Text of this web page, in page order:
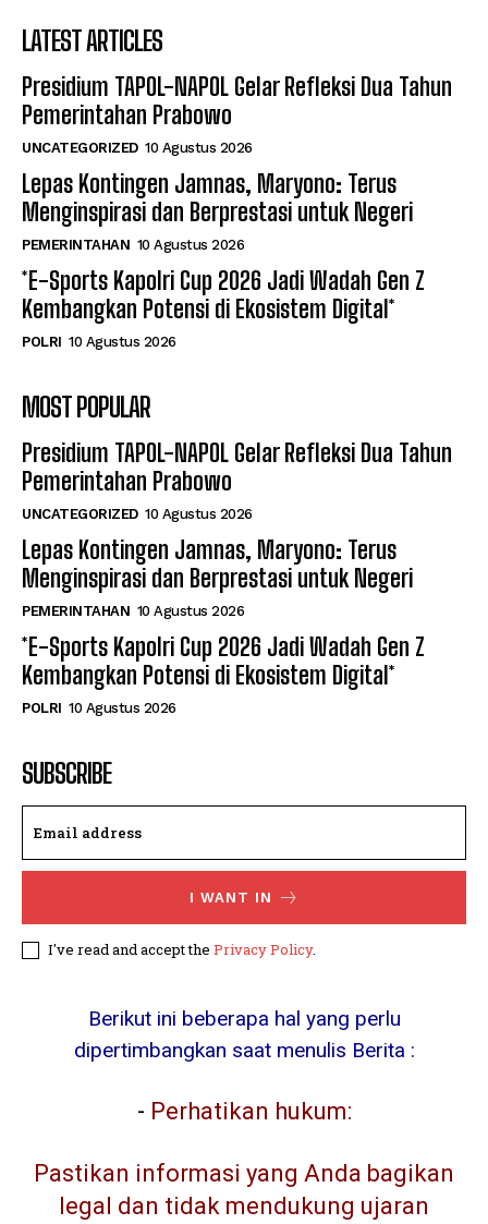
LATEST ARTICLES
Presidium TAPOL-NAPOL Gelar Refleksi Dua Tahun
Pemerintahan Prabowo
UNCATEGORIZED 10 Agustus 2026
Lepas Kontingen Jamnas, Maryono: Terus
Menginspirasi dan Berprestasi untuk Negeri
PEMERINTAHAN 10 Agustus 2026
*E-Sports Kapolri Cup 2026 Jadi Wadah Gen Z
Kembangkan Potensi di Ekosistem Digital*
POLRI 10 Agustus 2026
MOST POPULAR
Presidium TAPOL-NAPOL Gelar Refleksi Dua Tahun
Pemerintahan Prabowo
UNCATEGORIZED 10 Agustus 2026
Lepas Kontingen Jamnas, Maryono: Terus
Menginspirasi dan Berprestasi untuk Negeri
PEMERINTAHAN 10 Agustus 2026
*E-Sports Kapolri Cup 2026 Jadi Wadah Gen Z
Kembangkan Potensi di Ekosistem Digital*
POLRI 10 Agustus 2026
SUBSCRIBE
I WANT IN
I've read and accept the Privacy Policy.
Berikut ini beberapa hal yang perlu
dipertimbangkan saat menulis Berita :
- Perhatikan hukum:
Pastikan informasi yang Anda bagikan
legal dan tidak mendukung ujaran